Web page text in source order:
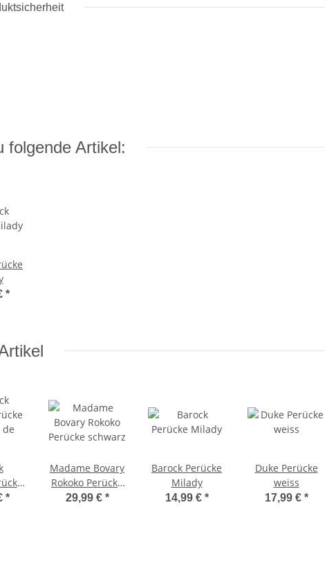
folgende Artikel:
*
*
Madame Bovary
Rokoko Perücke
schwarz
29,99 € *
Barock Perücke
Milady
14,99 € *
Duke Perücke
weiss
17,99 € *